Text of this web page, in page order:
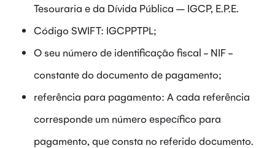
Tesouraria e da Dívida Pública – IGCP, E.P.E.
Código SWIFT: IGCPPTPL;
O seu número de identificação fiscal - NIF -
constante do documento de pagamento;
referência para pagamento: A cada referência
corresponde um número específico para
pagamento, que consta no referido documento.